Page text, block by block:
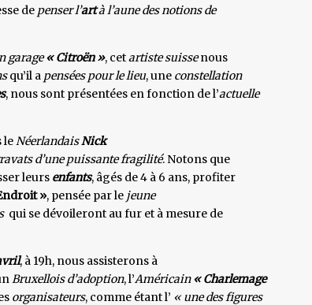
de penser l’artà l’aune des notions de
garage« Citroën », cetartiste suissenous
qu’il a pensées pour le lieu, une constellation
, nous sont présentées en fonction de l’actuelle
leNéerlandaisNick
d’une puissante fragilité. Notons que
leurs enfants, âgés de 4 à 6 ans, profiter
», pensée par le jeune
qui se dévoileront au fur et à mesure de
, à 19h, nous assisterons à
Bruxellois d’adoption, l’Américain « Charlemage
organisateurs, comme étant l’ « une des figures